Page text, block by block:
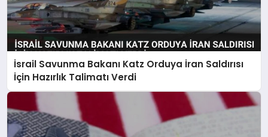
İsrail Savunma Bakanı Katz Orduya İran Saldırısı
İçin Hazırlık Talimatı Verdi